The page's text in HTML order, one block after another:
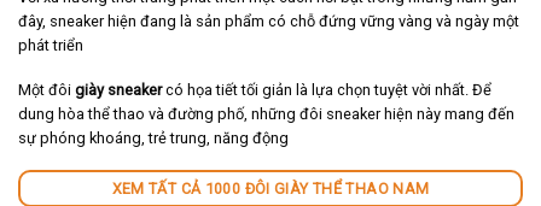
đây, sneaker hiện đang là sản phẩm có chỗ đứng vững vàng và ngày một
phát triển
Một đôi giày sneakercó họa tiết tối giản là lựa chọn tuyệt vời nhất. Để
dung hòa thể thao và đường phố, những đôi sneaker hiện này mang đến
sự phóng khoáng, trẻ trung, năng động
XEM TẤT CẢ 1000 ĐÔI GIÀY THỂ THAO NAM